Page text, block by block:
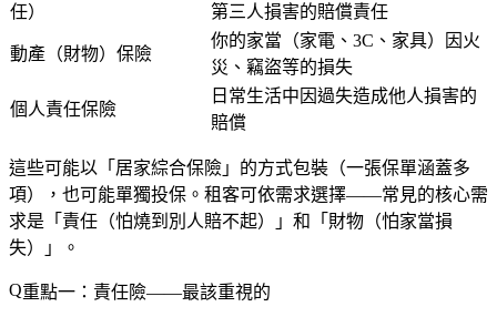
任）
第三人損害的賠償責任
動產（財物）保險
你的家當（家電、3C、家具）因火
災、竊盜等的損失
個人責任保險
日常生活中因過失造成他人損害的
賠償
這些可能以「居家綜合保險」的方式包裝（一張保單涵蓋多
項），也可能單獨投保。租客可依需求選擇——常見的核心需
求是「責任（怕燒到別人賠不起）」和「財物（怕家當損
失）」。
重點一：責任險——最該重視的